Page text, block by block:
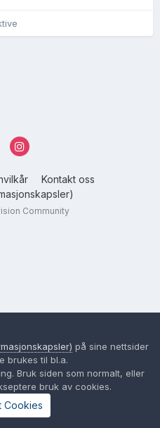
Kontakt oss
Community
på sine nettsider
brukes til bl.a.
Bruk siden som normalt, eller
bruk av cookies.
Cookies